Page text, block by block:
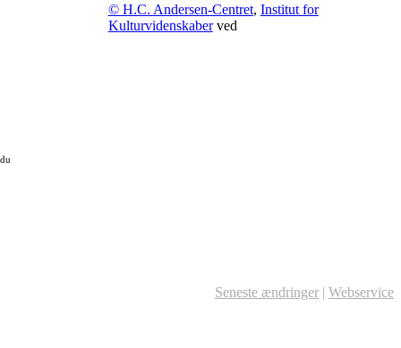
© H.C. Andersen-Centret, Institut for
Kulturvidenskaberved
Seneste ændringer | Webservice